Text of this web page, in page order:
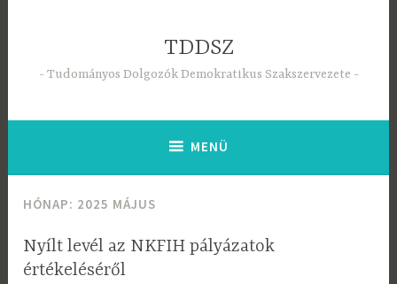
TDDSZ
Tudományos Dolgozók Demokratikus Szakszervezete
MENÜ
HÓNAP: 2025 MÁJUS
Nyílt levél az NKFIH pályázatok
értékeléséről